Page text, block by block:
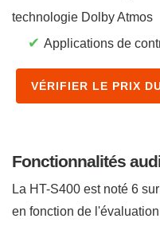
technologie Dolby Atmos
✔ Applications de
VÉRIFIER LE PRIX
Fonctionnalités
La HT-S400 est noté 6
en fonction de